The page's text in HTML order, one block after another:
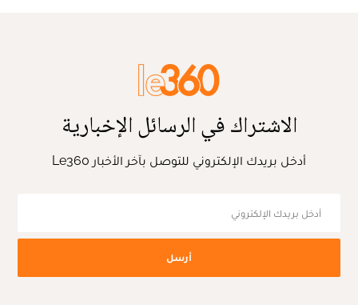
الاشتراك في الرسائل الإخبارية
أدخل بريدك الإلكتروني للتوصل بآخر الأخبار Le360
أرسل